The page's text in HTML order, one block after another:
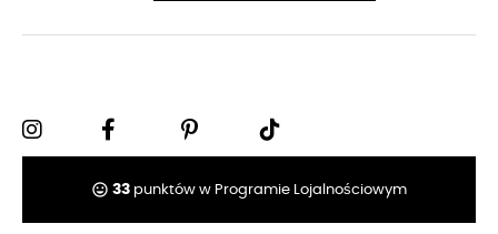
tag_faces 33 punktów w Programie Lojalnościowym